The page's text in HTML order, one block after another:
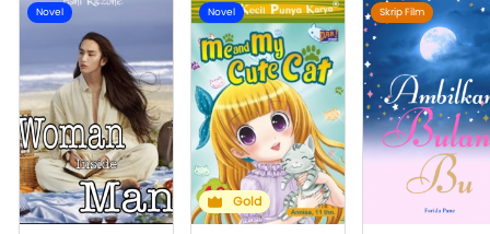
Novel Novel
Gold
Skrip Film